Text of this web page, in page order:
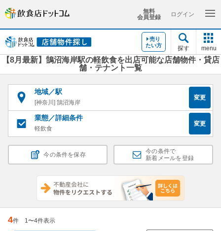
無料
会員登録
ログイン
売り
たい方
探す menu
【8月最新】鵠沼海岸駅の軽飲食を出店可能な店舗物件・貸店
舗・テナント一覧
地域／駅
[神奈川] 鵠沼海岸
変更
業態／詳細条件
軽飲食
変更
今の条件を保存
今の条件で
新着メールを登録
4件 1〜4件表示